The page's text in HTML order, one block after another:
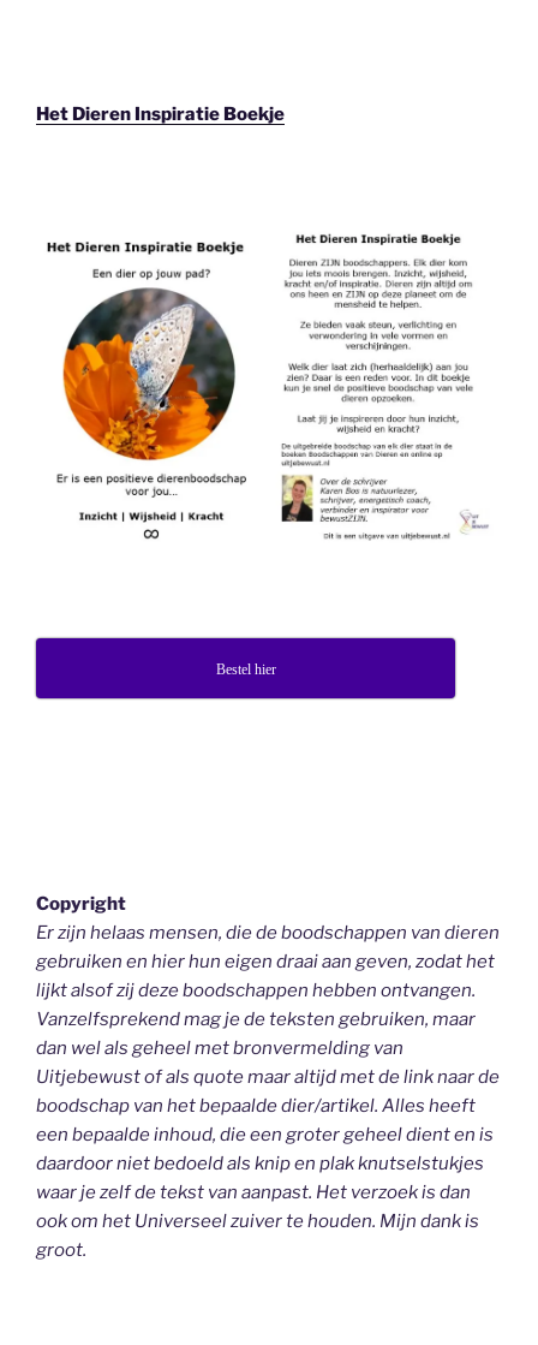
Het Dieren Inspiratie Boekje
Bestel hier
Copyright
Er zijn helaas mensen, die de boodschappen van dieren
gebruiken en hier hun eigen draai aan geven, zodat het
lijkt alsof zij deze boodschappen hebben ontvangen.
Vanzelfsprekend mag je de teksten gebruiken, maar
dan wel als geheelmet bronvermelding van
Uitjebewustof als quote maar altijd met de link naar de
boodschap van het bepaalde dier/artikel. Alles heeft
een bepaalde inhoud, die een groter geheel dient en is
daardoor niet bedoeld als knip en plak knutselstukjes
waar je zelf de tekst van aanpast. Het verzoek is dan
ook om het Universeel zuiver te houden. Mijn dank is
groot.